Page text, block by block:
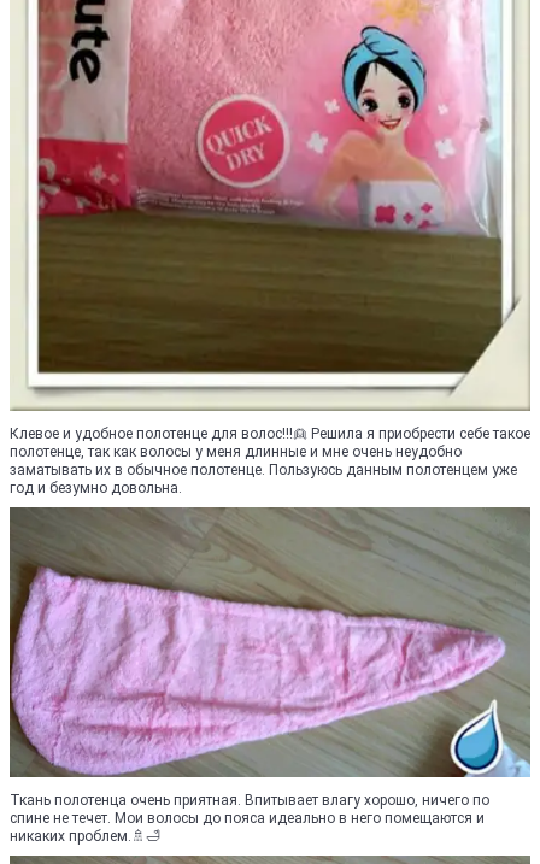
Клевое и удобное полотенце для волос!!!👱 Решила я приобрести себе такое
полотенце, так как волосы у меня длинные и мне очень неудобно
заматывать их в обычное полотенце. Пользуюсь данным полотенцем уже
год и безумно довольна.
Ткань полотенца очень приятная. Впитывает влагу хорошо, ничего по
спине не течет. Мои волосы до пояса идеально в него помещаются и
никаких проблем.🚿🛁